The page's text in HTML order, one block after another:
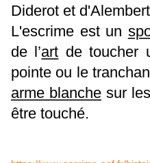
Diderot et
L'escrime est un
de l’art de toucher
pointe ou le
arme blanche sur
être touché.